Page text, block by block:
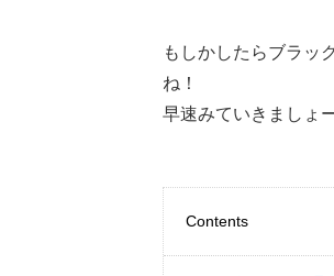
もしかしたらブラッ
ね！
早速みていきましょ
Contents